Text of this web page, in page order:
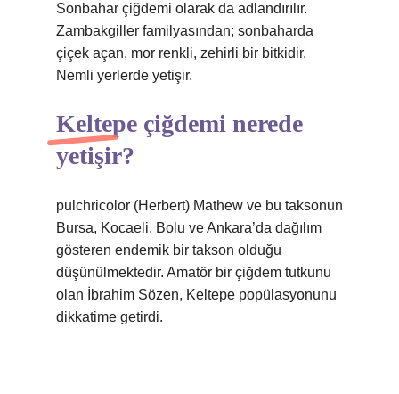
Sonbahar çiğdemi olarak da adlandırılır.
Zambakgiller familyasından; sonbaharda
çiçek açan, mor renkli, zehirli bir bitkidir.
Nemli yerlerde yetişir.
Keltepe çiğdemi nerede
yetişir?
pulchricolor (Herbert) Mathew ve bu taksonun
Bursa, Kocaeli, Bolu ve Ankara’da dağılım
gösteren endemik bir takson olduğu
düşünülmektedir. Amatör bir çiğdem tutkunu
olan İbrahim Sözen, Keltepe popülasyonunu
dikkatime getirdi.